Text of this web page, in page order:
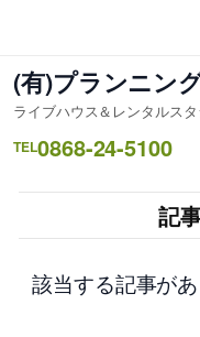
を
ス
キ
ッ
(有)プランニン
ライブハウス＆レンタルスタ
TEL0868-24-5100
記
該当する記事があ